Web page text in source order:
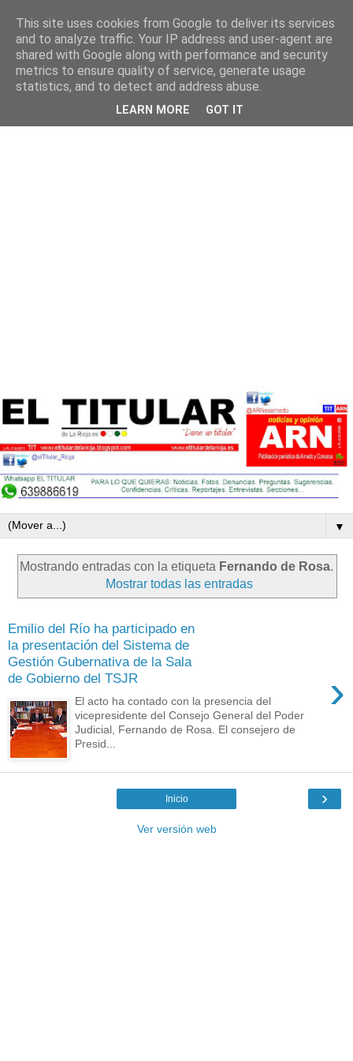
▼
Mostrando entradas con la etiqueta Fernando de Rosa.
Mostrar todas las entradas
Emilio del Río ha participado en
la presentación del Sistema de
Gestión Gubernativa de la Sala
de Gobierno del TSJR
›
El acto ha contado con la presencia del
vicepresidente del Consejo General del Poder
Judicial, Fernando de Rosa. El consejero de
Presid...
›
Inicio
Ver versión web
This site uses cookies from Google to deliver its services
and to analyze traffic. Your IP address and user-agent are
shared with Google along with performance and security
metrics to ensure quality of service, generate usage
statistics, and to detect and address abuse.
LEARN MORE GOT IT